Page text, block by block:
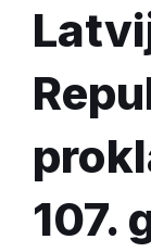
107.